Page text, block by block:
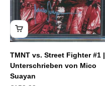
TMNT vs. Street Fighter #1 |
Unterschrieben von Mico
SuayanCGC Grading-Service